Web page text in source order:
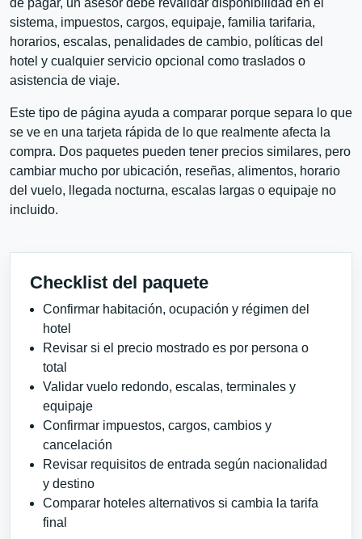
sistema, impuestos, cargos, equipaje, familia tarifaria,
horarios, escalas, penalidades de cambio, políticas del
hotel y cualquier servicio opcional como traslados o
asistencia de viaje.
Este tipo de página ayuda a comparar porque separa lo que
se ve en una tarjeta rápida de lo que realmente afecta la
compra. Dos paquetes pueden tener precios similares, pero
cambiar mucho por ubicación, reseñas, alimentos, horario
del vuelo, llegada nocturna, escalas largas o equipaje no
incluido.
Checklist del paquete
Confirmar habitación, ocupación y régimen del
hotel
Revisar si el precio mostrado es por persona o
total
Validar vuelo redondo, escalas, terminales y
equipaje
Confirmar impuestos, cargos, cambios y
cancelación
Revisar requisitos de entrada según nacionalidad
y destino
Comparar hoteles alternativos si cambia la tarifa
final